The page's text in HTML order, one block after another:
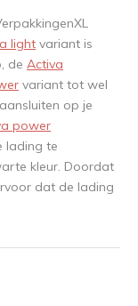
light variant is
de Activa
variant tot wel
op je
power
lading te
kleur. Doordat
dat de lading